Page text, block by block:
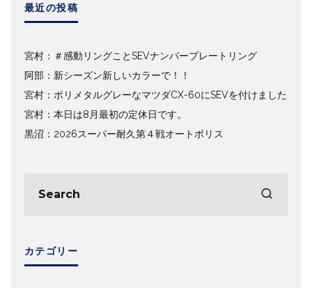
最近の投稿
宮村：＃感動リングことSEVナンバープレートリング
阿部：新シーズン新しいカラーで！！
宮村：ポリメタルグレーなマツダCX-60にSEVを付けました
宮村：本日は8月最初の定休日です。
黒沼：2026スーパー耐久第４戦オートポリス
カテゴリー